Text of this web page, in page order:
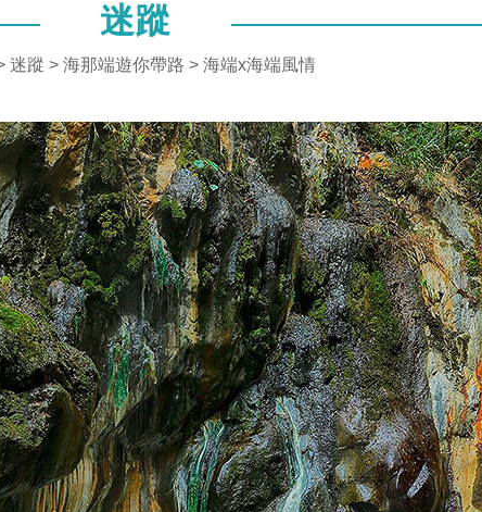
迷蹤
迷蹤 > 海那端遊你帶路 > 海端x海端風情